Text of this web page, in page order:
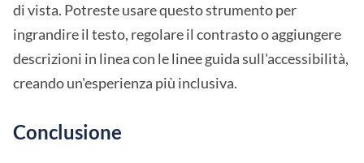
di vista. Potreste usare questo strumento per
ingrandire il testo, regolare il contrasto o aggiungere
descrizioni in linea con le linee guida sull'accessibilità,
creando un'esperienza più inclusiva.
Conclusione